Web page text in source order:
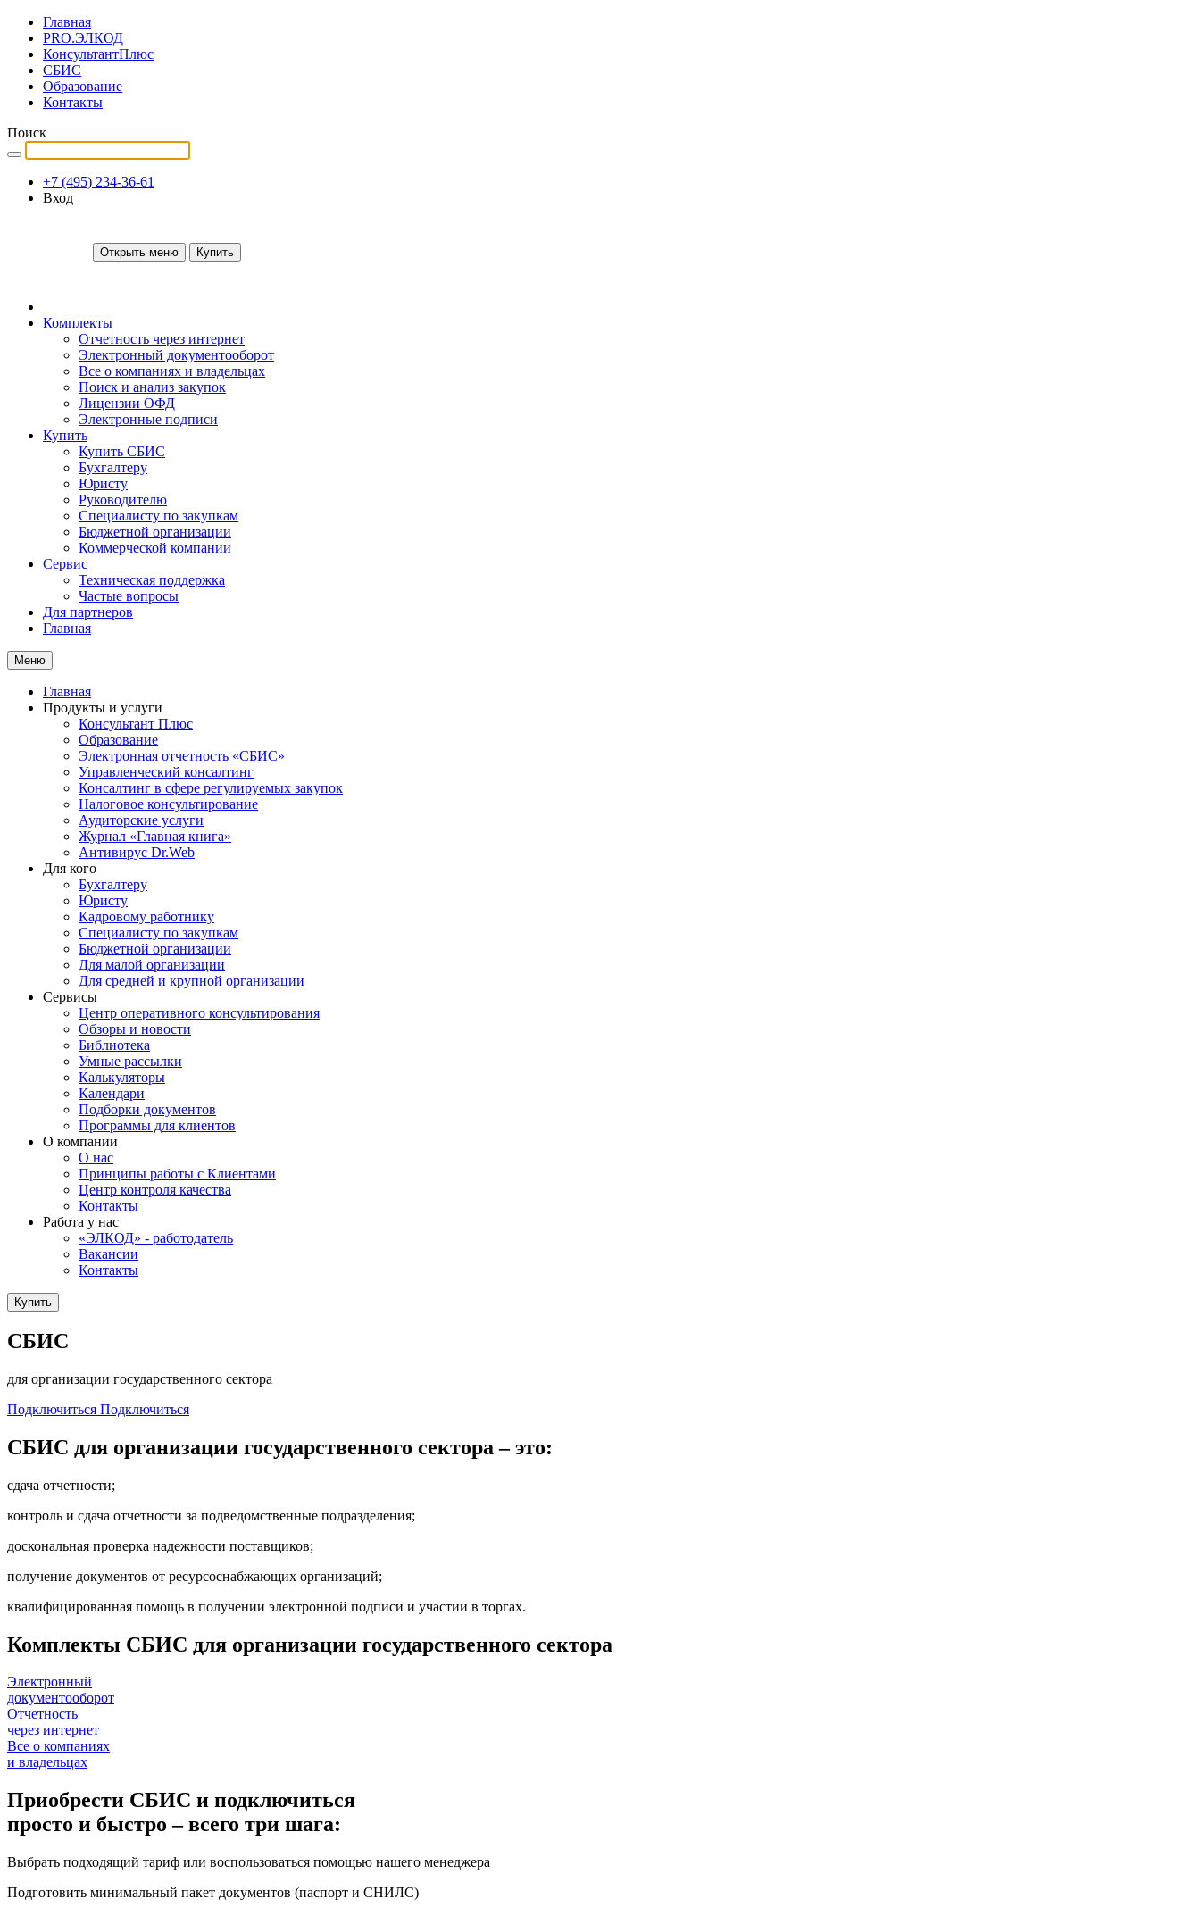
Главная
PRO.ЭЛКОД
КонсультантПлюс
СБИС
Образование
Контакты
Поиск
+7 (495) 234-36-61
Вход
Открыть меню Купить
Комплекты
Отчетность через интернет
Электронный документооборот
Все о компаниях и владельцах
Поиск и анализ закупок
Лицензии ОФД
Электронные подписи
Купить
Купить СБИС
Бухгалтеру
Юристу
Руководителю
Специалисту по закупкам
Бюджетной организации
Коммерческой компании
Сервис
Техническая поддержка
Частые вопросы
Для партнеров
Главная
Меню
Главная
Продукты и услуги
Консультант Плюс
Образование
Электронная отчетность «СБИС»
Управленческий консалтинг
Консалтинг в сфере регулируемых закупок
Налоговое консультирование
Аудиторские услуги
Журнал «Главная книга»
Антивирус Dr.Web
Для кого
Бухгалтеру
Юристу
Кадровому работнику
Специалисту по закупкам
Бюджетной организации
Для малой организации
Для средней и крупной организации
Сервисы
Центр оперативного консультирования
Обзоры и новости
Библиотека
Умные рассылки
Калькуляторы
Календари
Подборки документов
Программы для клиентов
О компании
О нас
Принципы работы с Клиентами
Центр контроля качества
Контакты
Работа у нас
«ЭЛКОД» - работодатель
Вакансии
Контакты
Купить
СБИС
для организации государственного сектора
Подключиться Подключиться
СБИС для организации государственного сектора – это:
сдача отчетности;
контроль и сдача отчетности за подведомственные подразделения;
доскональная проверка надежности поставщиков;
получение документов от ресурсоснабжающих организаций;
квалифицированная помощь в получении электронной подписи и участии в торгах.
Комплекты СБИС для организации государственного сектора
Электронный
документооборот
Отчетность
через интернет
Все о компаниях
и владельцах
Приобрести СБИС и подключиться
просто и быстро – всего три шага:
Выбрать подходящий тариф или воспользоваться помощью нашего менеджера
Подготовить минимальный пакет документов (паспорт и СНИЛС)